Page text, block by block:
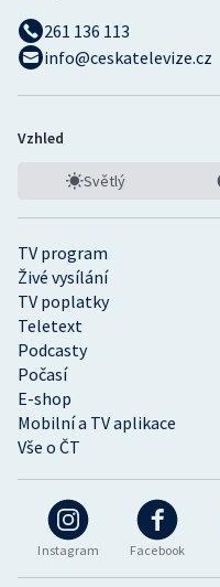
Instagram Facebook
TV program
Živé vysílání
TV poplatky
Teletext
Podcasty
Počasí
E-shop
Mobilní a TV aplikace
Vše o ČT
261 136 113
info@ceskatelevize.cz
Vzhled
Světlý